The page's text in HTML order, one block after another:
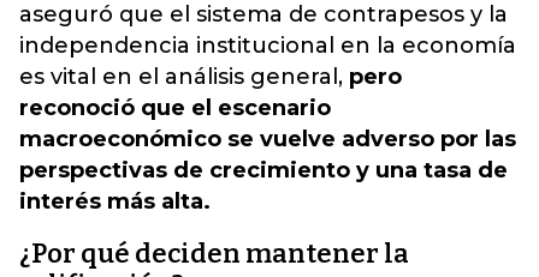
aseguró que el sistema de contrapesos y la
independencia institucional en la economía
es vital en el análisis general, pero
reconoció que el escenario
macroeconómico se vuelve adverso por las
perspectivas de crecimiento y una tasa de
interés más alta.
¿Por qué deciden mantener la